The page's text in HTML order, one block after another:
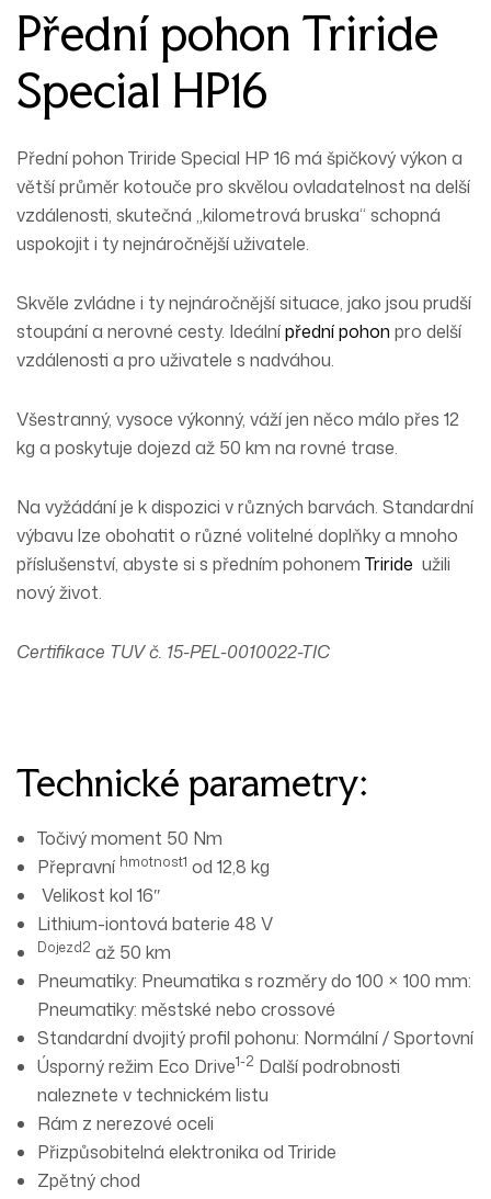
Přední pohon Triride
Special HP16
Přední pohon Triride Special HP 16 má špičkový výkon a
větší průměr kotouče pro skvělou ovladatelnost na delší
vzdálenosti, skutečná „kilometrová bruska“ schopná
uspokojit i ty nejnáročnější uživatele.
Skvěle zvládne i ty nejnáročnější situace, jako jsou prudší
stoupání a nerovné cesty. Ideálnípřední pohon pro delší
vzdálenosti a pro uživatele s nadváhou.
Všestranný, vysoce výkonný, váží jen něco málo přes 12
kg a poskytuje dojezd až 50 km na rovné trase.
Na vyžádání je k dispozici v různých barvách. Standardní
výbavu lze obohatit o různé volitelné doplňky a mnoho
příslušenství, abyste si s předním pohonem Triride užili
nový život.
Certifikace TUV č. 15-PEL-0010022-TIC
Technické parametry:
Točivý moment 50 Nm
Přepravní hmotnost1 od12,8 kg
Velikost kol16″
Lithium-iontová baterie48 V
Dojezd2 až 50 km
Pneumatiky: Pneumatika s rozměry do 100 × 100 mm:
Pneumatiky: městské nebo crossové
Standardní dvojitý profil pohonu: Normální / Sportovní
Úsporný režim Eco Drive1-2 Další podrobnosti
naleznete v technickém listu
Rám z nerezové oceli
Přizpůsobitelná elektronika od Triride
Zpětný chod